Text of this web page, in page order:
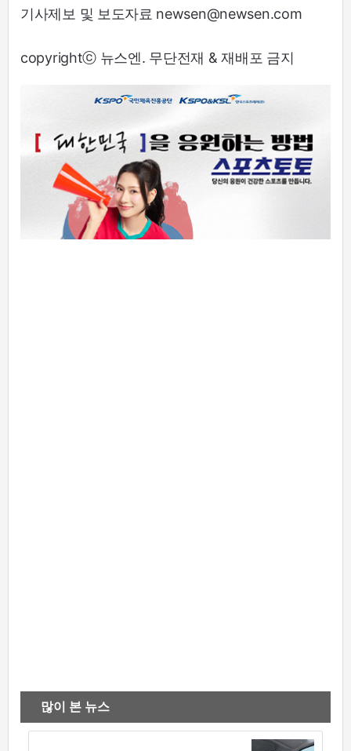
기사제보 및 보도자료 newsen@newsen.com
copyrightⓒ 뉴스엔. 무단전재 & 재배포 금지
많이 본 뉴스